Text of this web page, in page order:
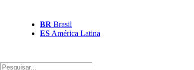
BR Brasil
ES América Latina